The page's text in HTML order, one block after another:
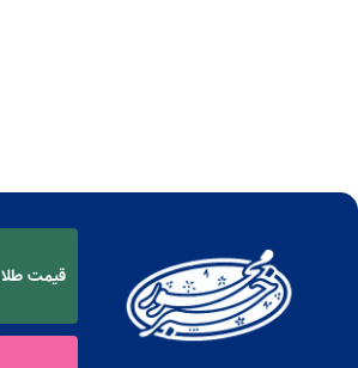
قیمت طلا